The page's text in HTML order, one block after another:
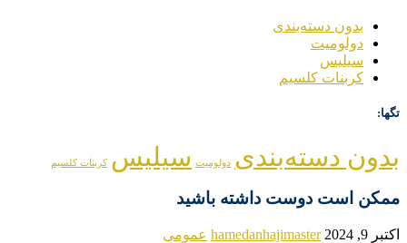
بدون دسته‌بندی
دولومیت
سیلیس
کربنات کلسیم
تگها:
بدون دسته‌بندی دولومیت سیلیس کربنات کلسیم
ممکن است دوست داشته باشید
اکتبر 9, 2024 hamedanhajimaster عمومی